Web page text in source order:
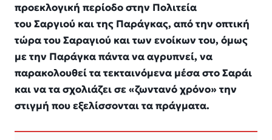
προεκλογική περίοδο στην Πολιτεία
του Σαργιού και της Παράγκας, από την οπτική
τώρα του Σαραγιού και των ενοίκων του, όμως
με την Παράγκα πάντα να αγρυπνεί, να
παρακολουθεί τα τεκταινόμενα μέσα στο Σαράι
και να τα σχολιάζει σε «ζωντανό χρόνο» την
στιγμή που εξελίσσονται τα πράγματα.